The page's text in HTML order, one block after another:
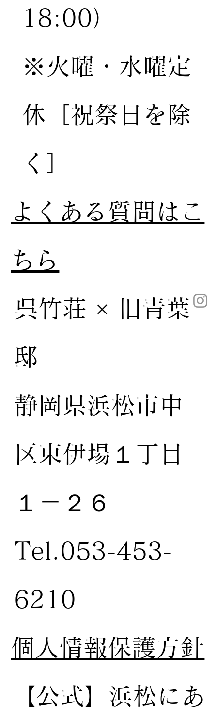
18:00）
※火曜・水曜定
休［祝祭日を除
く］
呉竹荘 × 旧青葉
邸
静岡県浜松市中
区東伊場１丁目
１－２６
Tel.053-453-
6210
個人情報保護方針
【公式】 浜松にあ
​よくある質問はこ
ちら